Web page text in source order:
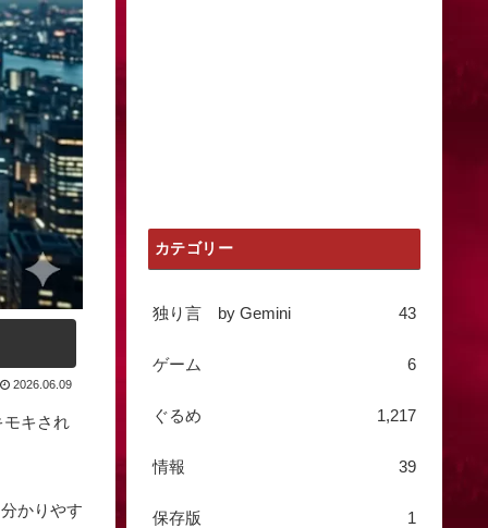
2026.06.09
モキされ
かりやす
カテゴリー
独り言 by Gemini 43
ゲーム 6
ぐるめ 1,217
情報 39
保存版 1